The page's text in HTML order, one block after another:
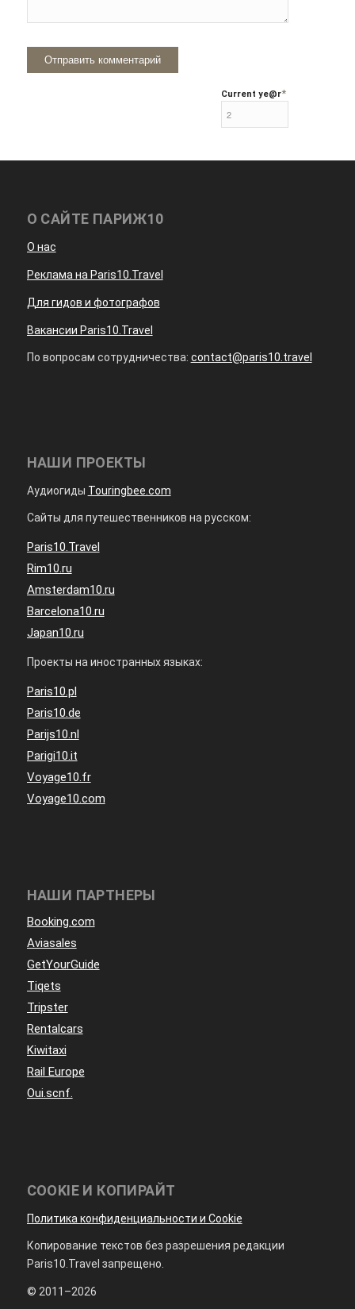
Current ye@r*
О САЙТЕ ПАРИЖ10
О нас
Реклама на Paris10.Travel
Для гидов и фотографов
Вакансии Paris10.Travel
По вопросам сотрудничества: contact@paris10.travel
НАШИ ПРОЕКТЫ
Аудиогиды Touringbee.com
Сайты для путешественников на русском:
Paris10.Travel
Rim10.ru
Amsterdam10.ru
Barcelona10.ru
Japan10.ru
Проекты на иностранных языках:
Paris10.pl
Paris10.de
Parijs10.nl
Parigi10.it
Voyage10.fr
Voyage10.com
НАШИ ПАРТНЕРЫ
Booking.com
Aviasales
GetYourGuide
Tiqets
Tripster
Rentalcars
Kiwitaxi
Rail Europe
Oui.scnf.
COOKIE И КОПИРАЙТ
Политика конфиденциальности и Cookie
Копирование текстов без разрешения редакции
Paris10.Travel запрещено.
© 2011–2026